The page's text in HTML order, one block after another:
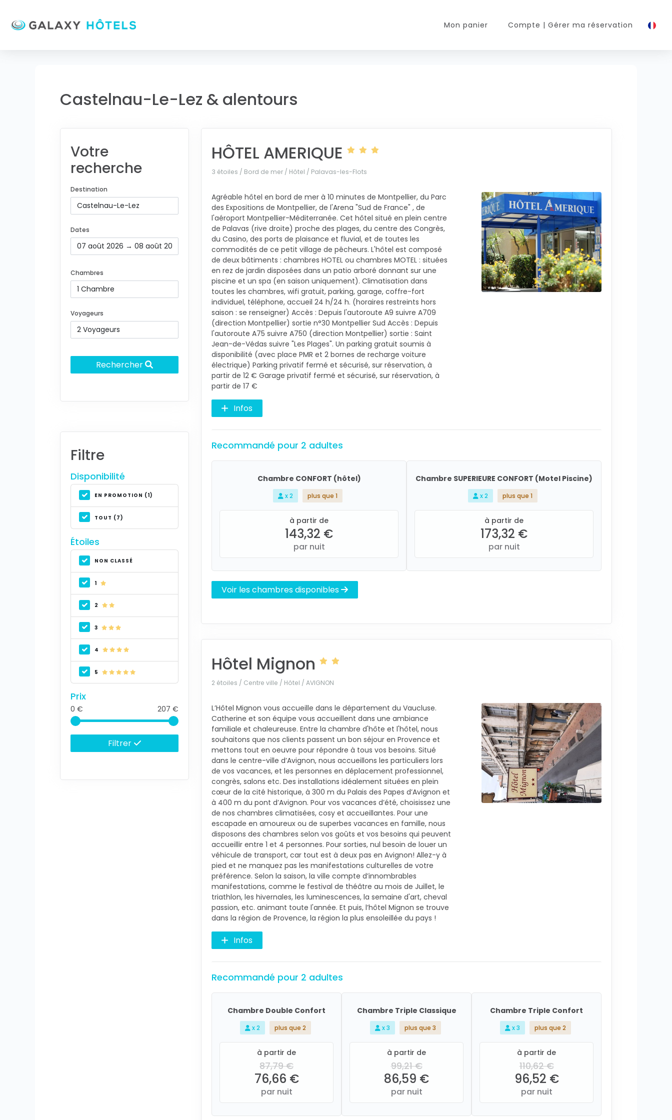
Mon panier Compte | Gérer ma réservation
Castelnau-Le-Lez & alentours
Votre
recherche
Destination
Dates
Chambres
Voyageurs
Rechercher
Filtre
Disponibilité
EN PROMOTION (1)
TOUT (7)
Étoiles
NON CLASSÉ
1
2
3
4
5
Prix
0 207
Filtrer
HÔTEL AMERIQUE
3 étoiles / Bord de mer / Hôtel / Palavas-les-Flots
Agréable hôtel en bord de mer à 10 minutes de Montpellier, du Parc
des Expositions de Montpellier, de l'Arena "Sud de France" , de
l'aéroport Montpellier-Méditerranée. Cet hôtel situé en plein centre
de Palavas (rive droite) proche des plages, du centre des Congrès,
du Casino, des ports de plaisance et fluvial, et de toutes les
commodités de ce petit village de pêcheurs. L'hôtel est composé
de deux bâtiments : chambres HOTEL ou chambres MOTEL : situées
en rez de jardin disposées dans un patio arboré donnant sur une
piscine et un spa (en saison uniquement). Climatisation dans
toutes les chambres, wifi gratuit, parking, garage, coffre-fort
individuel, téléphone, accueil 24 h/24 h. (horaires restreints hors
saison : se renseigner) Accès : Depuis l'autoroute A9 suivre A709
(direction Montpellier) sortie n°30 Montpellier Sud Accès : Depuis
l'autoroute A75 suivre A750 (direction Montpellier) sortie : Saint
Jean-de-Védas suivre "Les Plages". Un parking gratuit soumis à
disponibilité (avec place PMR et 2 bornes de recharge voiture
électrique) Parking privatif fermé et sécurisé, sur réservation, à
partir de 12 € Garage privatif fermé et sécurisé, sur réservation, à
partir de 17 €
Infos
Recommandé pour 2 adultes
Chambre CONFORT (hôtel)
x 2 plus que 1
à partir de
143,32 €
par nuit
Chambre SUPERIEURE CONFORT (Motel Piscine)
x 2 plus que 1
à partir de
173,32 €
par nuit
Voir les chambres disponibles
Hôtel Mignon
2 étoiles / Centre ville / Hôtel / AVIGNON
L’Hôtel Mignon vous accueille dans le département du Vaucluse.
Catherine et son équipe vous accueillent dans une ambiance
familiale et chaleureuse. Entre la chambre d'hôte et l'hôtel, nous
souhaitons que nos clients passent un bon séjour en Provence et
mettons tout en oeuvre pour répondre à tous vos besoins. Situé
dans le centre-ville d’Avignon, nous accueillons les particuliers lors
de vos vacances, et les personnes en déplacement professionnel,
congrès, salons etc. Des installations idéalement situées en plein
cœur de la cité historique, à 300 m du Palais des Papes d’Avignon et
à 400 m du pont d’Avignon. Pour vos vacances d’été, choisissez une
de nos chambres climatisées, cosy et accueillantes. Pour une
escapade en amoureux ou de superbes vacances en famille, nous
disposons des chambres selon vos goûts et vos besoins qui peuvent
accueillir entre 1 et 4 personnes. Pour sorties, nul besoin de louer un
véhicule de transport, car tout est à deux pas en Avignon! Allez-y à
pied et ne manquez pas les manifestations culturelles de votre
préférence. Selon la saison, la ville compte d’innombrables
manifestations, comme le festival de théâtre au mois de Juillet, le
triathlon, les hivernales, les luminescences, la semaine d'art, cheval
passion, etc. animant toute l'année. Et puis, l’hôtel Mignon se trouve
dans la région de Provence, la région la plus ensoleillée du pays !
Infos
Recommandé pour 2 adultes
Chambre Double Confort
x 2 plus que 2
à partir de
87,79 €
76,66 €
par nuit
Chambre Triple Classique
x 3 plus que 3
à partir de
99,21 €
86,59 €
par nuit
Chambre Triple Confort
x 3 plus que 2
à partir de
110,62 €
96,52 €
par nuit